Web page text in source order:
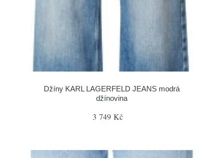
Džíny KARL LAGERFELD JEANS modrá
džínovina
3 749 Kč